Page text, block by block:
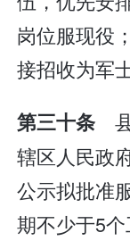
岗位服现役
接招收为军士
第三十条
辖区人民政
公示拟批准
期不少于5